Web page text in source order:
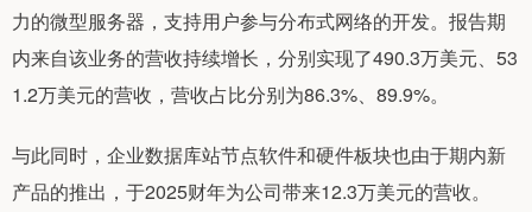
力的微型服务器，支持用户参与分布式网络的开发。报告期
内来自该业务的营收持续增长，分别实现了490.3万美元、53
1.2万美元的营收，营收占比分别为86.3%、89.9%。
与此同时，企业数据库站节点软件和硬件板块也由于期内新
产品的推出，于2025财年为公司带来12.3万美元的营收。